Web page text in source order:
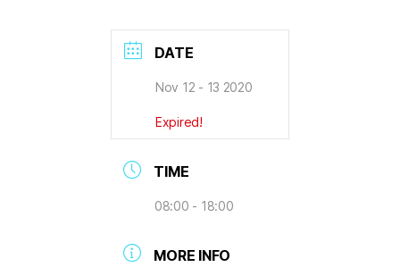
DATE
Nov 12 - 13 2020
Expired!
TIME
08:00 - 18:00
MORE INFO